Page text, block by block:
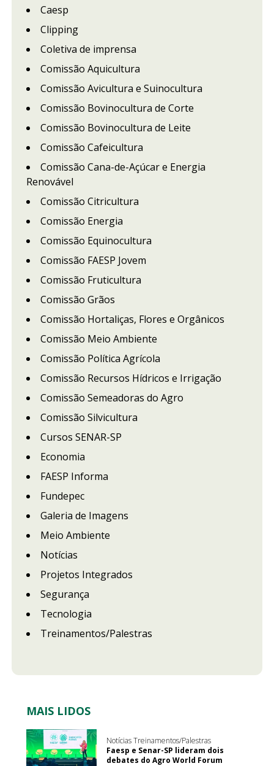
Caesp
Clipping
Coletiva de imprensa
Comissão Aquicultura
Comissão Avicultura e Suinocultura
Comissão Bovinocultura de Corte
Comissão Bovinocultura de Leite
Comissão Cafeicultura
Comissão Cana-de-Açúcar e Energia
Renovável
Comissão Citricultura
Comissão Energia
Comissão Equinocultura
Comissão FAESP Jovem
Comissão Fruticultura
Comissão Grãos
Comissão Hortaliças, Flores e Orgânicos
Comissão Meio Ambiente
Comissão Política Agrícola
Comissão Recursos Hídricos e Irrigação
Comissão Semeadoras do Agro
Comissão Silvicultura
Cursos SENAR-SP
Economia
FAESP Informa
Fundepec
Galeria de Imagens
Meio Ambiente
Notícias
Projetos Integrados
Segurança
Tecnologia
Treinamentos/Palestras
MAIS LIDOS
Notícias Treinamentos/Palestras
Faesp e Senar-SP lideram dois
debates do Agro World Forum